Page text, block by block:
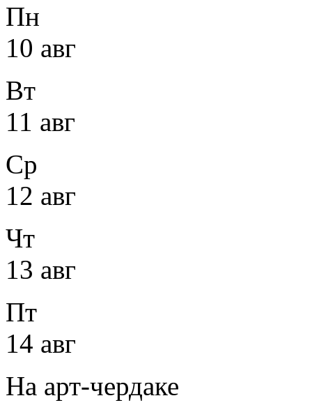
Пн
10 авг
Вт
11 авг
Ср
12 авг
Чт
13 авг
Пт
14 авг
На арт-чердаке